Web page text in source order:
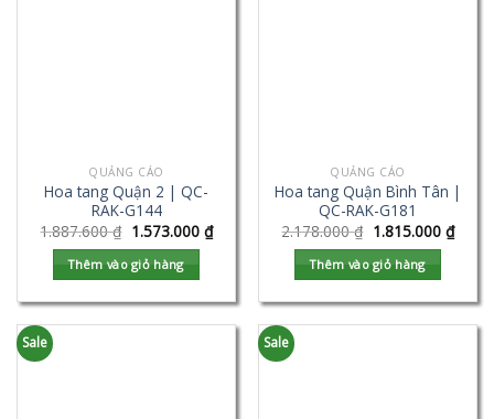
QUẢNG CÁO
Hoa tang Quận 2 | QC-
RAK-G144
1.887.600₫ 1.573.000 ₫
Thêm vào giỏ hàng
QUẢNG CÁO
Hoa tang Quận Bình Tân |
QC-RAK-G181
2.178.000₫ 1.815.000 ₫
Thêm vào giỏ hàng
Sale Sale